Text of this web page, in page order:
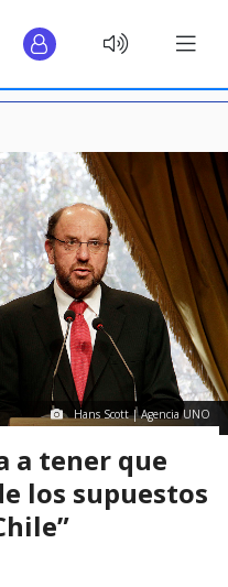
Hans Scott | Agencia UNO
a tener que
los supuestos